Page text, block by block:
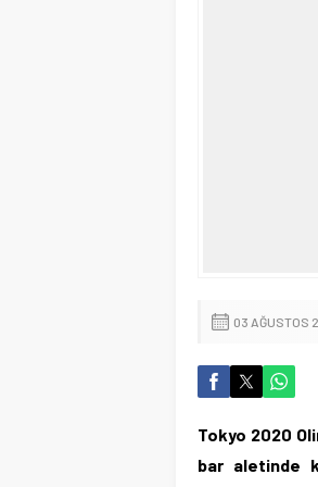
03 AĞUSTOS
Tokyo 2020
bar aletinde